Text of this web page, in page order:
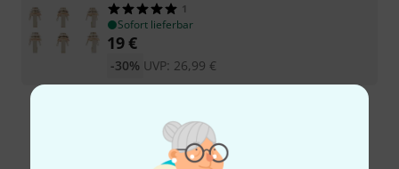
1
Sofort lieferbar
19€
UVP: 26,99 €
-30%
Kostenloser Versand ab 29 €
Alle Preise inkl. MwSt.